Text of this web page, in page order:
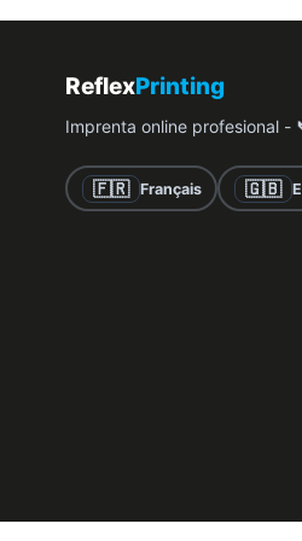
ReflexPrinting
Imprenta online profesional -
🇫🇷 Français 🇬🇧